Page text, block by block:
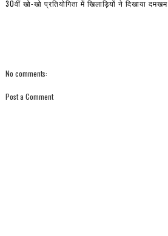
30वीं खो-खो प्रतियोगिता में खिलाड़ियों ने दिखाया दमखम
No comments:
Post a Comment